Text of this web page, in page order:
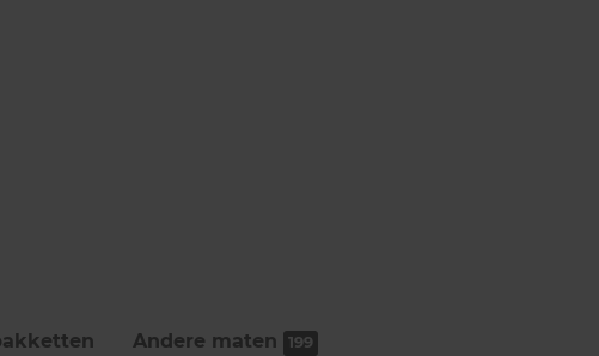
Andere maten 199